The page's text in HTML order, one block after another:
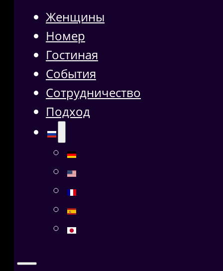
Женщины
Номер
Гостиная
События
Сотрудничество
Подход